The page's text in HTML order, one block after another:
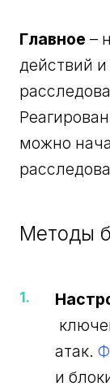
Главное –
действий
можно
Методы
атак.
и